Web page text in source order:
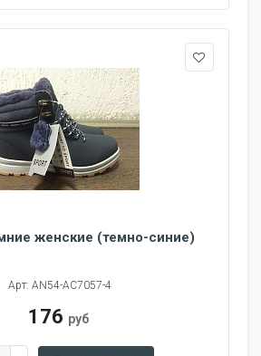
женские (темно-синие)
Арт: AN54-AC7057-4
176 руб